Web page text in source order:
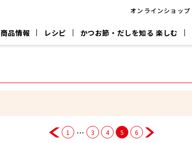
オンラインショップ
商品情報 レシピ かつお節・だしを知る 楽しむ
だし屋の鍋
1 … 3 4 5 6